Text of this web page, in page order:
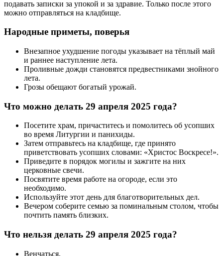
подавать записки за упокой и за здравие. Только после этого
можно отправляться на кладбище.
Народные приметы, поверья
Внезапное ухудшение погоды указывает на тёплый май
и раннее наступление лета.
Проливные дожди становятся предвестниками знойного
лета.
Грозы обещают богатый урожай.
Что можно делать 29 апреля 2025 года?
Посетите храм, причаститесь и помолитесь об усопших
во время Литургии и панихиды.
Затем отправьтесь на кладбище, где принято
приветствовать усопших словами: «Христос Воскресе!».
Приведите в порядок могилы и зажгите на них
церковные свечи.
Посвятите время работе на огороде, если это
необходимо.
Используйте этот день для благотворительных дел.
Вечером соберите семью за поминальным столом, чтобы
почтить память близких.
Что нельзя делать 29 апреля 2025 года?
Венчаться.